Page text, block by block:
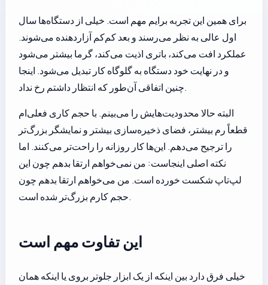
برای همین این تجربه برایم مهم است. خیلی از دستگاه‌ها سال
اول عالی به نظر می‌رسند و بعد کم‌کم آزاردهنده می‌شوند.
عملکرد افت می‌کند، باتری اذیت می‌کند، گرما بیشتر می‌شود
و در نهایت خود دستگاه به گلوگاه کار تبدیل می‌شود. اینجا
چنین اتفاقی آن‌طور که انتظار داشتم رخ نداد.
البته حالا محدودیت‌هایش را می‌بینم. با حجم کاری فعلی‌ام
قطعاً رم بیشتر، فضای ذخیره‌سازی بیشتر و نمایشگر بزرگ‌تر
را ترجیح می‌دهم. این‌ها کار روزانه را راحت‌تر می‌کنند. اما
نکته اصلی اینجاست: من نمی‌خواهم ارتقا بدهم چون این
لپ‌تاپ شکست خورده است. من می‌خواهم ارتقا بدهم چون
حجم کارم بزرگ‌تر شده است.
این تفاوت مهم است
خیلی فرق دارد بین اینکه از یک ابزار جلوتر بروی یا اینکه همان